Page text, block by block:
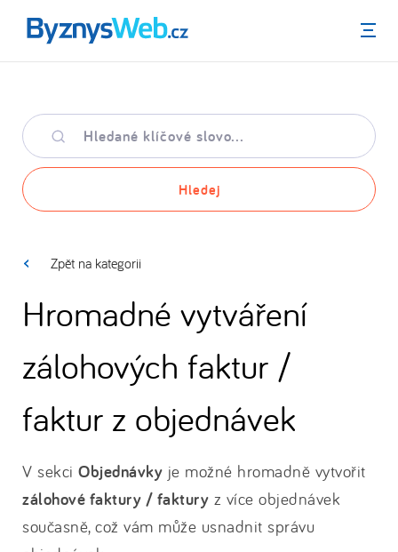
Menu
Hledané
klíčové
slovo
Hledej
Zpět na kategorii
Hromadné vytváření
zálohových faktur /
faktur z objednávek
V sekci Objednávky je možné hromadně vytvořit
zálohové faktury / faktury z více objednávek
současně, což vám může usnadnit správu